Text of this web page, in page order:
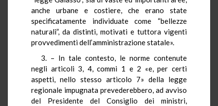
anche urbane e costiere, che erano state
specificatamente individuate come “bellezze
naturali”, da distinti, motivati e tuttora vigenti
provvedimenti dell’amministrazione statale».
3. – In tale contesto, le norme contenute
negli articoli 3, 4, commi 1 e 2 «e, per certi
aspetti, nello stesso articolo 7» della legge
regionale impugnata prevederebbero, ad avviso
del Presidente del Consiglio dei ministri,